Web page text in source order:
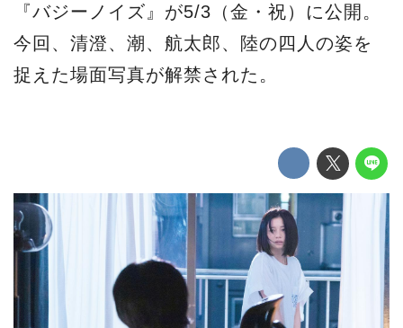
『バジーノイズ』が5/3（金・祝）に公開。
今回、清澄、潮、航太郎、陸の四人の姿を
捉えた場面写真が解禁された。